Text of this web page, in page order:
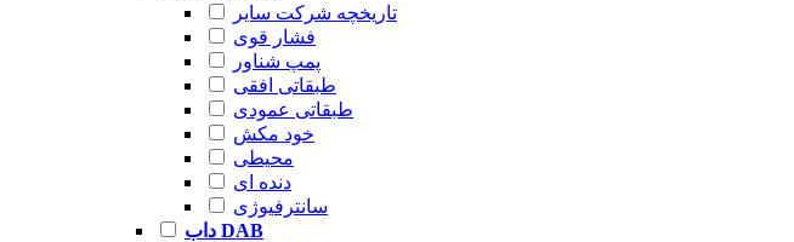
تاریخچه شرکت سایر
فشار قوی
پمپ شناور
طبقاتی افقی
طبقاتی عمودی
خود مکش
محیطی
دنده ای
سانترفیوژی
داب DAB